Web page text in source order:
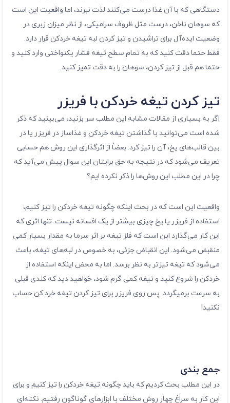
دستگاهی که با آن غذا درست می‌کنند لذت نبرند، اما واقعیت این است
که سوهان ناخن، درست مثل ظروف سرامیکی، از نظر میزان زبری در
وضعیت ایده‌آل برای تراشیدن و تیز کردن لبه تیغه خردکن قرار دارد.
فقط حتما دقت کنید که به تمام سطح تیغه فشار یکنواختی وارد کنید و
حتما هم قبل از تیز کردن، سوهان را به دقت تمیز کنید.
تیز کردن تیغه خردکن با فریزر
اگر به بسیاری از مقالات مشابه این مطلب سر بزنید، می‌بینید که ذکر
شده است می‌توانید با گذاشتن تیغه خردکن و غذاساز در فریزر یا در
بین قالب‌های یخ، آن را تیز کرد. بعضاً از اثرگذاری این روش هم حسابی
تعریف می‌شود که در نتیجه به حق برایتان این سوال پیش می‌آید که
چرا در این مطلب این روش‌ها را ذکر نکرده ایم؟
واقعیت این است که در بحث اینکه چگونه تیغه خردکن را تیز کنیم،
استفاده از فریزر یا یخ چیزی بیشتر از یک افسانه نیست. تنها اثری که
این کار می‌گذارد این است که فلز تیغه بر اثر سرما به مقدار بسیار کمی
منقبض می‌شود. این انقباض جزئی، به خصوص در لبه‌های تیغه، باعث
می‌شود که تیغه تیزتر به نظر برسد. اما به محض اینکه استفاده از
خردکن را شروع کنید و تیغه کمی گرم شود، خواهید دید که کندی قبلی
به سرعت برمیگردد. پس روی فریزر برای تیز کردن تیغه خرد کن حساب
نکنید!
جمع بندی
در این مطلب بحث کردیم که باید چگونه تیغه خردکن را تیز کنیم و برای
این کار به سراغ چهار روش مختلف با ابزارهای گوناگون رفتیم. نکته‌ای